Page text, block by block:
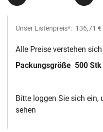
Unser Listenpreis*: 136,71 €
Alle Preise verstehen
Packungsgröße 500 Stk
Bitte loggen Sie sich ein,
sehen